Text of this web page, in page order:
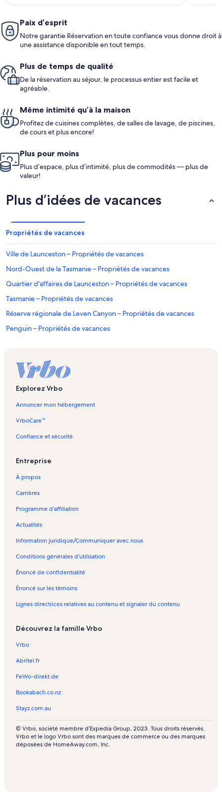
Paix d’esprit
Notre garantie Réservation en toute confiance vous donne droit à
une assistance disponible en tout temps.
Plus de temps de qualité
De la réservation au séjour, le processus entier est facile et
agréable.
Même intimité qu’à la maison
Profitez de cuisines complètes, de salles de lavage, de piscines,
de cours et plus encore!
Plus pour moins
Plus d’espace, plus d’intimité, plus de commodités — plus de
valeur!
Plus d’idées de vacances
Propriétés de vacances
Ville de Launceston – Propriétés de vacances
Nord-Ouest de la Tasmanie – Propriétés de vacances
Quartier d'affaires de Launceston – Propriétés de vacances
Tasmanie – Propriétés de vacances
Réserve régionale de Leven Canyon – Propriétés de vacances
Penguin – Propriétés de vacances
Ferme d'élevage de saumon et de production de ginseng 41° South
Tasmania – Propriétés de vacances
Rowella – Propriétés de vacances
Eugenana State Reserve – maisons de ville
Sensation Gorge Conservation Area – hôtels
Prossers Regional Reserve – maisons d’hôtes
Propriétés de vacances avec piscine – Tasmanie
Propriétés de vacances pour les familles – Tasmanie
Tasmanie – bed and breakfast
Tasmanie – cabines
George Town Conservation Area – maisons de ville
Propriétés de vacances au bord de la plage – Tasmanie
Explorez Vrbo
Annoncer mon hébergement
VrboCare™
Confiance et sécurité
Entreprise
À propos
Carrières
Programme d’affiliation
Actualités
Information juridique/Communiquer avec nous
Conditions générales d’utilisation
Énoncé de confidentialité
Énoncé sur les témoins
Lignes directrices relatives au contenu et signaler du contenu
Découvrez la famille Vrbo
Vrbo
Abritel.fr
FeWo-direkt.de
Bookabach.co.nz
Stayz.com.au
© Vrbo, société membre d’Expedia Group, 2023. Tous droits réservés.
Vrbo et le logo Vrbo sont des marques de commerce ou des marques
déposées de HomeAway.com, Inc.